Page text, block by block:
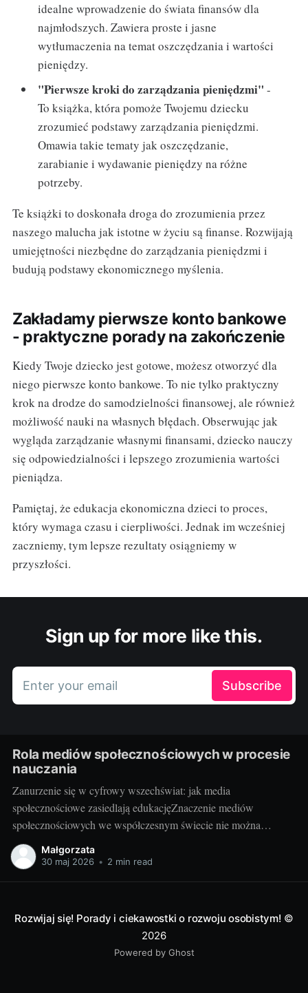
idealne wprowadzenie do świata finansów dla
najmłodszych. Zawiera proste i jasne
wytłumaczenia na temat oszczędzania i wartości
pieniędzy.
"Pierwsze kroki do zarządzania pieniędzmi" -
To książka, która pomoże Twojemu dziecku
zrozumieć podstawy zarządzania pieniędzmi.
Omawia takie tematy jak oszczędzanie,
zarabianie i wydawanie pieniędzy na różne
potrzeby.
Te książki to doskonała droga do zrozumienia przez
naszego malucha jak istotne w życiu są finanse. Rozwijają
umiejętności niezbędne do zarządzania pieniędzmi i
budują podstawy ekonomicznego myślenia.
Zakładamy pierwsze konto bankowe
- praktyczne porady na zakończenie
Kiedy Twoje dziecko jest gotowe, możesz otworzyć dla
niego pierwsze konto bankowe. To nie tylko praktyczny
krok na drodze do samodzielności finansowej, ale również
możliwość nauki na własnych błędach. Obserwując jak
wygląda zarządzanie własnymi finansami, dziecko nauczy
się odpowiedzialności i lepszego zrozumienia wartości
pieniądza.
Pamiętaj, że edukacja ekonomiczna dzieci to proces,
który wymaga czasu i cierpliwości. Jednak im wcześniej
zaczniemy, tym lepsze rezultaty osiągniemy w
przyszłości.
Sign up for more like this.
Enter your email Subscribe
Rola mediów społecznościowych w procesie
nauczania
Zanurzenie się w cyfrowy wszechświat: jak media
społecznościowe zasiedlają edukacjęZnaczenie mediów
społecznościowych we współczesnym świecie nie można
przecenić. Facebook, Instagram, Twitter, YouTube, LinkedIn i
wiele innych platform stało się nieodłączną częścią codzienności
odgrywają też istotną rolę
Małgorzata
30 maj 2026 • 2 min read
Rozwijaj się! Porady i ciekawostki o rozwoju osobistym! ©
2026
Powered by Ghost